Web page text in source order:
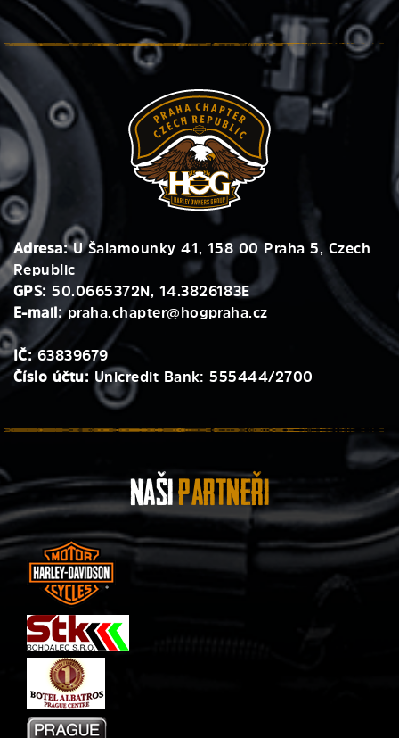
Adresa:U Šalamounky 41, 158 00 Praha 5, Czech
Republic
GPS: 50.0665372N, 14.3826183E
E-mail:praha.chapter@hogpraha.cz
IČ:63839679
Číslo účtu: Unicredit Bank: 555444/2700
NašiPartneři